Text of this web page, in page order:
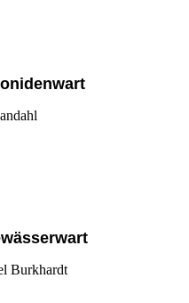
Burkhardt